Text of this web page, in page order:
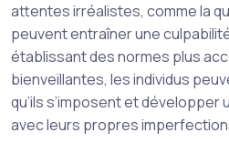
attentes irréalistes, comme la
peuvent entraîner une
établissant des normes plus
bienveillantes, les individus
qu’ils s’imposent et développer
avec leurs propres